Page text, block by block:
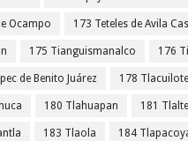
Ocampo 173 Teteles de Avila
175 Tianguismanalco 176
de Benito Juárez 178
180 Tlahuapan 181
183 Tlaola 184